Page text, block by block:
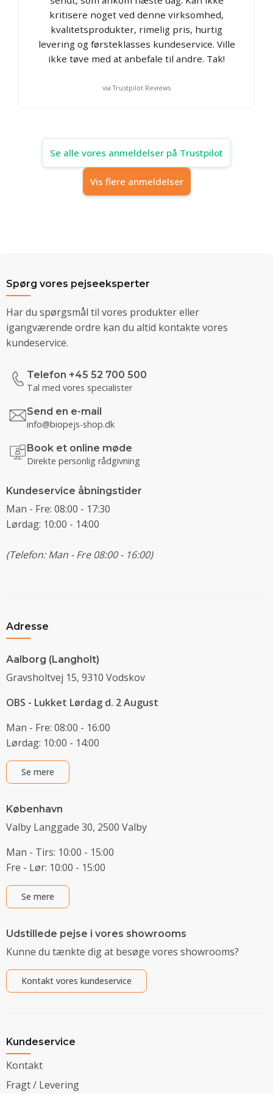
kritisere noget ved denne virksomhed,
kvalitetsprodukter, rimelig pris, hurtig
levering og førsteklasses kundeservice. Ville
ikke tøve med at anbefale til andre. Tak!
via Trustpilot Reviews
Se alle vores anmeldelser på Trustpilot
Vis flere anmeldelser
Spørg vores pejseeksperter
Har du spørgsmål til vores produkter eller
igangværende ordre kan du altid kontakte vores
kundeservice.
Telefon +45 52 700 500
Tal med vores specialister
Send en e-mail
info@biopejs-shop.dk
Book et online møde
Direkte personlig rådgivning
Kundeservice åbningstider
Man - Fre: 08:00 - 17:30
Lørdag: 10:00 - 14:00
(Telefon: Man - Fre 08:00 - 16:00)
Adresse
Aalborg (Langholt)
Gravsholtvej 15, 9310 Vodskov
OBS - Lukket Lørdag d. 2 August
Man - Fre: 08:00 - 16:00
Lørdag: 10:00 - 14:00
Se mere
København
Valby Langgade 30, 2500 Valby
Man - Tirs: 10:00 - 15:00
Fre - Lør: 10:00 - 15:00
Se mere
Udstillede pejse i vores showrooms
Kunne du tænkte dig at besøge vores showrooms?
Kontakt vores kundeservice
Kundeservice
Kontakt
Fragt / Levering